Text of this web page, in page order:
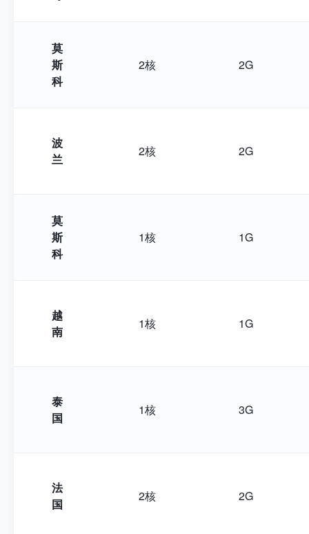
莫
斯
科
2核 2G
波
兰
2核 2G
莫
斯
科
1核 1G
越
南
1核 1G
泰
国
1核 3G
法
国
2核 2G